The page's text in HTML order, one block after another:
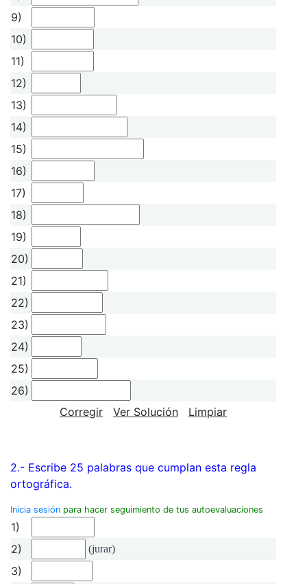
9)
10)
11)
12)
13)
14)
15)
16)
17)
18)
19)
20)
21)
22)
23)
24)
25)
26)
Corregir
Ver Solución Limpiar
2.- Escribe 25 palabras que cumplan esta regla
ortográfica.
Inicia sesión para hacer seguimiento de tus autoevaluaciones
1)
2)
(jurar)
3)